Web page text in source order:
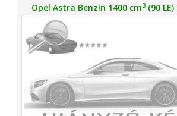
Opel Astra Benzin 1400 cm3 (90